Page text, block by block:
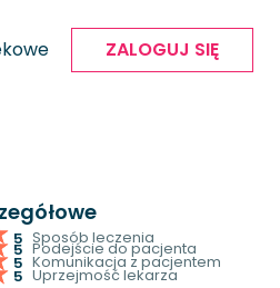
ZALOGUJ SIĘ
5 Sposób leczenia
5 Podejście do pacjenta
5 Komunikacja z pacjentem
5 Uprzejmość lekarza